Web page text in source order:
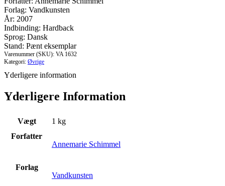
-
blomster
og
haver
i
islam
antal
Forlag: Vandkunsten
År: 2007
Indbinding: Hardback
Sprog: Dansk
Stand: Pænt eksemplar
Varenummer (SKU): VA 1632
Kategori: Øvrige
Yderligere information
Yderligere Information
Vægt
1 kg
Forfatter
Annemarie Schimmel
Forlag
Vandkunsten